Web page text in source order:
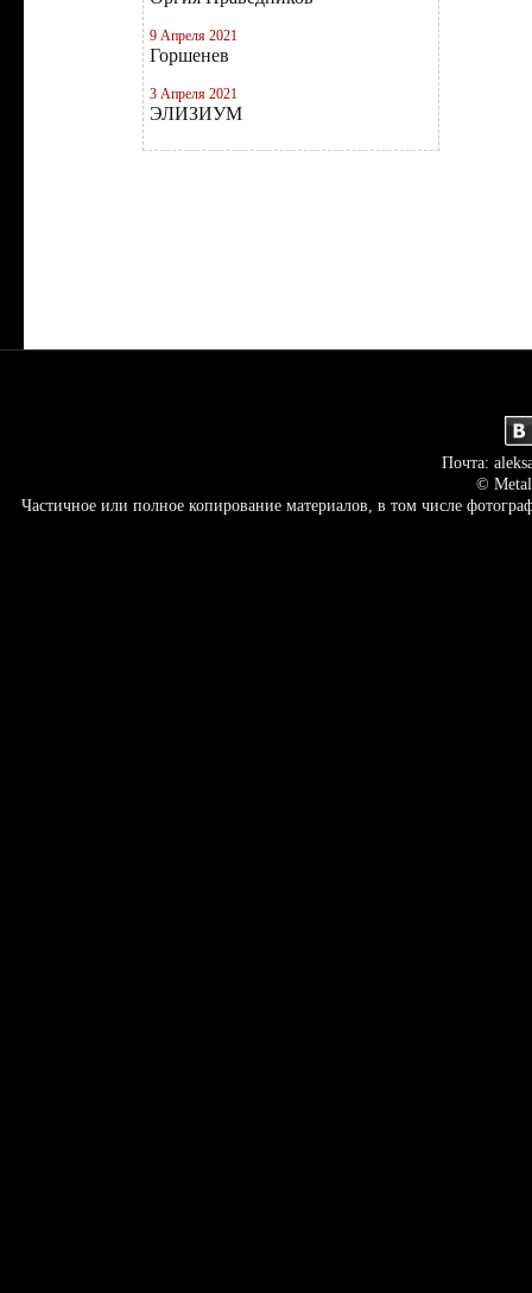
9 Апреля 2021
Горшенев
3 Апреля 2021
ЭЛИЗИУМ
Почта:
©
Частичное или полное копирование материалов, в том числе